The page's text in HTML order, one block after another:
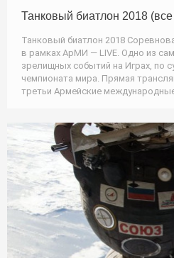
Танковый биатлон 2018
Танковый биатлон 2018
в рамках АрМИ — LIVE. Одно из
зрелищных событий на Играх, по
чемпионата мира. Прямая
третьи Армейские